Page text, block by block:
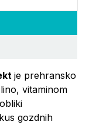
je prehransko
vitaminom
gozdnih